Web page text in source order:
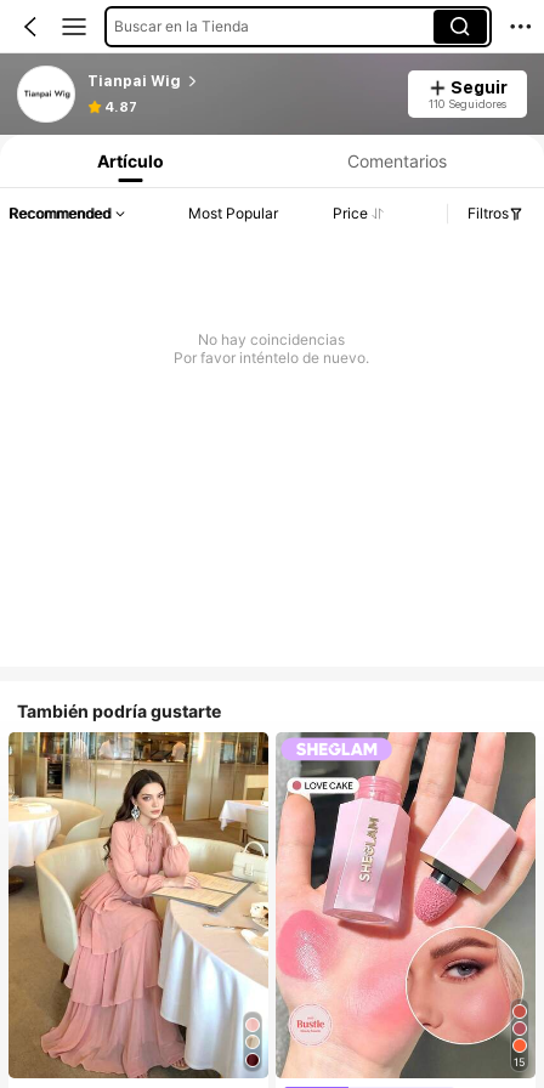
Buscar en la Tienda
Tianpai Wig
4.87
Seguir
110 Seguidores
Artículo Comentarios
Recommended Most Popular Price Filtros
No hay coincidencias
Por favor inténtelo de nuevo.
También podría gustarte
15